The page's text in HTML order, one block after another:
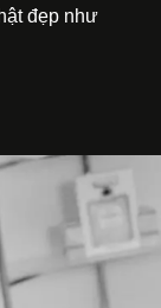
đẹp như